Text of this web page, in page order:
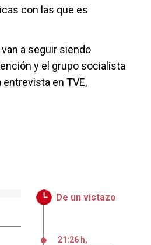
con las que es
a seguir siendo
y el grupo socialista
en TVE,
De un vistazo
21:26 h,